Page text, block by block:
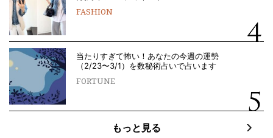
FASHION
当たりすぎて怖い！あなたの今週の運勢
（2/23〜3/1）を数秘術占いで占います
FORTUNE
もっと見る